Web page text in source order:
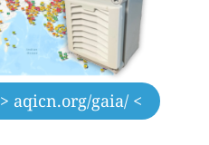
> aqicn.org/gaia/ <